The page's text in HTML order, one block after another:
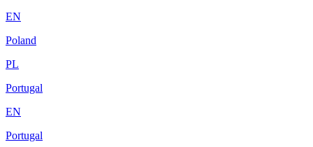
EN
Poland
PL
Portugal
EN
Portugal